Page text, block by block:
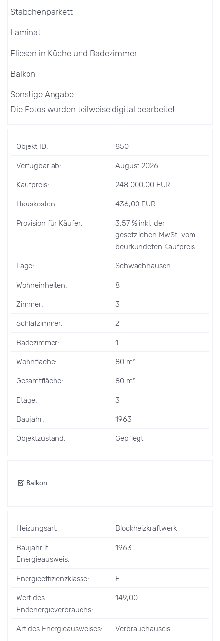
Stäbchenparkett
Laminat
Fliesen in Küche und Badezimmer
Balkon
Sonstige Angabe:
Die Fotos wurden teilweise digital bearbeitet.
Objekt ID: 850
Verfügbar ab: August 2026
Kaufpreis: 248.000,00 EUR
Hauskosten: 436,00 EUR
Provision für Käufer:
3,57 % inkl. der
gesetzlichen MwSt. vom
beurkundeten Kaufpreis
Lage: Schwachhausen
Wohneinheiten: 8
Zimmer: 3
Schlafzimmer: 2
Badezimmer: 1
Wohnfläche: 80 m²
Gesamtfläche: 80 m²
Etage: 3
Baujahr: 1963
Objektzustand: Gepflegt
Balkon
Heizungsart: Blockheizkraftwerk
Baujahr lt.
Energieausweis:
1963
Energieeffizienzklasse: E
Wert des
Endenergieverbrauchs:
149,00
Art des Energieausweises: Verbrauchauseis